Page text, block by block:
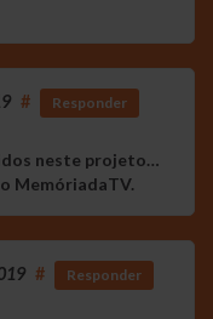
# Responder
neste projeto…
MemóriadaTV.
# Responder